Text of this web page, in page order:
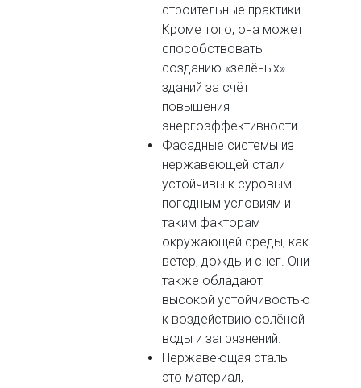
строительные практики.
Кроме того, она может
способствовать
созданию «зелёных»
зданий за счёт
повышения
энергоэффективности.
Фасадные системы из
нержавеющей стали
устойчивы к суровым
погодным условиям и
таким факторам
окружающей среды, как
ветер, дождь и снег. Они
также обладают
высокой устойчивостью
к воздействию солёной
воды и загрязнений.
Нержавеющая сталь —
это материал,